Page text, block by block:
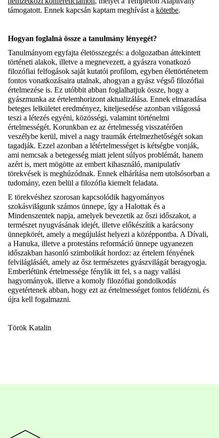
támogatott. Ennek kapcsán kaptam meghívást a kötetbe.
Hogyan foglalná össze a tanulmány lényegét?
Tanulmányom egyfajta életösszegzés: a dolgozatban áttekintett
történeti alakok, illetve a megnevezett, a gyászra vonatkozó
filozófiai felfogások saját kutatói profilom, egyben élettörténetem
fontos vonatkozásaira utalnak, ahogyan a gyász végső filozófiai
értelmezése is. Ez utóbbit abban foglalhatjuk össze, hogy a
gyászmunka az értelemhorizont aktualizálása. Ennek elmaradása
beteges lelkületet eredményez, kiteljesedése azonban világossá
teszi a létezés egyéni, közösségi, valamint történelmi
értelmességét. Korunkban ez az értelmesség visszatérően
veszélybe kerül, mivel a nagy traumák értelmezhetőségét sokan
tagadják. Ezzel azonban a létértelmességet is kétségbe vonják,
ami nemcsak a betegesség miatt jelent súlyos problémát, hanem
azért is, mert mögötte az embert kihasználó, manipulatív
törekvések is meghúzódnak. Ennek elhárítása nem utolsósorban a
tudomány, ezen belül a filozófia kiemelt feladata.
E törekvéshez szorosan kapcsolódik hagyományos
szokásvilágunk számos ünnepe, így a Halottak és a
Mindenszentek napja, amelyek bevezetik az őszi időszakot, a
természet nyugvásának idejét, illetve előkészítik a karácsony
ünnepkörét, amely a megújulást helyezi a középpontba. A Dívali,
a Hanuka, illetve a protestáns reformáció ünnepe ugyanezen
időszakban hasonló szimbolikát hordoz: az értelem fényének
felviláglásáét, amely az ősz természetes gyászvilágát beragyogja.
Emberlétünk értelmessége fénylik itt fel, s a nagy vallási
hagyományok, illetve a komoly filozófiai gondolkodás
egyetértenek abban, hogy ezt az értelmességet fontos felidézni, és
újra kell fogalmazni.
Török Katalin